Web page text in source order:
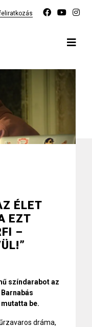
ÉLET
EZT
–
színdarabot az
be.
dráma,